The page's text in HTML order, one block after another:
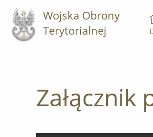
Wojska Obrony
Terytorialnej
Załącznik